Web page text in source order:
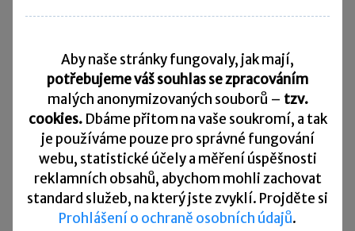
10. 8. 2026
Splatnost daně za červen 2026
20. 8. 2026
Měsíční odvod úhrnu sražených záloh na daň z příjmů
fyzických osob ze závislé činnosti za červenec 2026
20. 8. 2026
Splatnost paušální zálohy
24. 8. 2026
Aby naše stránky fungovaly, jak mají,
potřebujeme váš souhlas se zpracováním
malých anonymizovaných souborů – tzv.
cookies. Dbáme přitom na vaše soukromí, a tak
je používáme pouze pro správné fungování
webu, statistické účely a měření úspěšnosti
reklamních obsahů, abychom mohli zachovat
standard služeb, na který jste zvyklí. Projděte si
Prohlášení o ochraně osobních údajů.